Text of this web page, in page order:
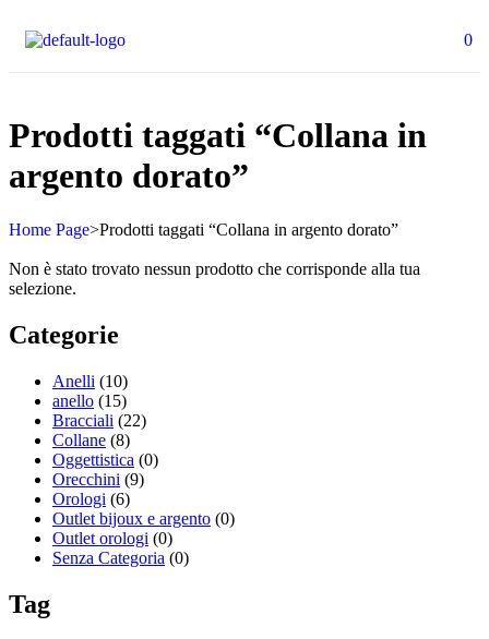
0
Prodotti taggati “Collana in
argento dorato”
Home Page>Prodotti taggati “Collana in argento dorato”
Non è stato trovato nessun prodotto che corrisponde alla tua
selezione.
Categorie
Anelli (10)
anello (15)
Bracciali (22)
Collane (8)
Oggettistica (0)
Orecchini (9)
Orologi (6)
Outlet bijoux e argento (0)
Outlet orologi (0)
Senza Categoria (0)
Tag